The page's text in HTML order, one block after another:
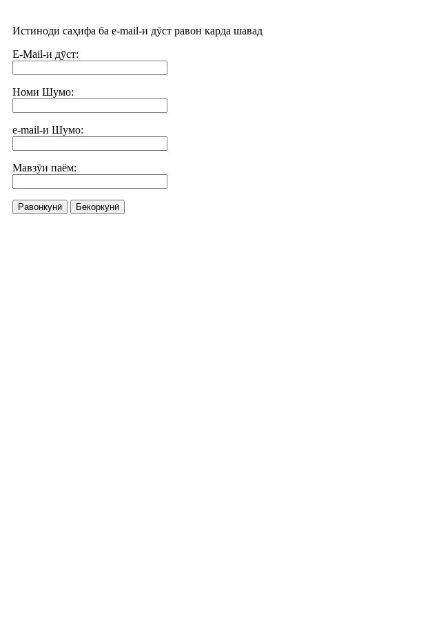
Истиноди саҳифа ба e-mail-и дӯст равон карда шавад
E-Mail-и дӯст:
Номи Шумо:
e-mail-и Шумо:
Мавзӯи паём:
Равонкунӣ Бекоркунӣ